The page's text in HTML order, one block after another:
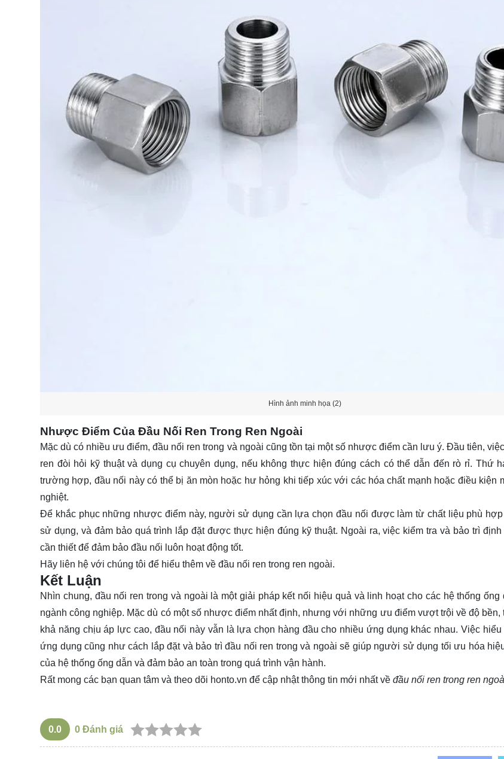
Hình ảnh minh họa (2)
Nhược Điểm Của Đầu Nối Ren Trong Ren Ngoài
Mặc dù có nhiều ưu điểm, đầu nối ren trong và ngoài cũng tồn tại một số nhược điểm cần lưu ý. Đầu tiên,
ren đòi hỏi kỹ thuật và dụng cụ chuyên dụng, nếu không thực hiện đúng cách có thể dẫn đến rò rỉ. Thứ
trường hợp, đầu nối này có thể bị ăn mòn hoặc hư hỏng khi tiếp xúc với các hóa chất mạnh hoặc điều kiện
nghiệt.
Để khắc phục những nhược điểm này, người sử dụng cần lựa chọn đầu nối được làm từ chất liệu phù
sử dụng, và đảm bảo quá trình lắp đặt được thực hiện đúng kỹ thuật. Ngoài ra, việc kiểm tra và bảo trì
cần thiết để đảm bảo đầu nối luôn hoạt động tốt.
Hãy liên hệ với chúng tôi để hiểu thêm về đầu nối ren trong ren ngoài.
Kết Luận
Nhìn chung, đầu nối ren trong và ngoài là một giải pháp kết nối hiệu quả và linh hoạt cho các hệ thống ống
ngành công nghiệp. Mặc dù có một số nhược điểm nhất định, nhưng với những ưu điểm vượt trội về độ bền,
khả năng chịu áp lực cao, đầu nối này vẫn là lựa chọn hàng đầu cho nhiều ứng dụng khác nhau. Việc hiểu
ứng dụng cũng như cách lắp đặt và bảo trì đầu nối ren trong và ngoài sẽ giúp người sử dụng tối ưu hóa
của hệ thống ống dẫn và đảm bảo an toàn trong quá trình vận hành.
Rất mong các bạn quan tâm và theo dõi honto.vn để cập nhật thông tin mới nhất về đầu nối ren trong ren
0.0 0 Đánh giá